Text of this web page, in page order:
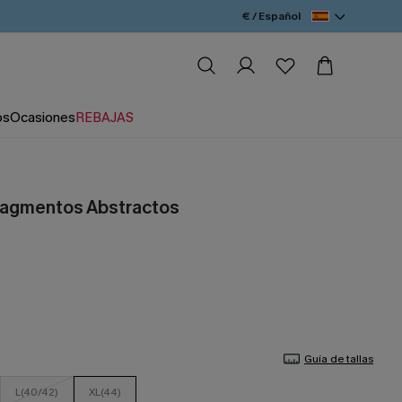
€ / Español
OcasionesREBAJAS
Abstractos
Guía de tallas
L(40/42) XL(44)